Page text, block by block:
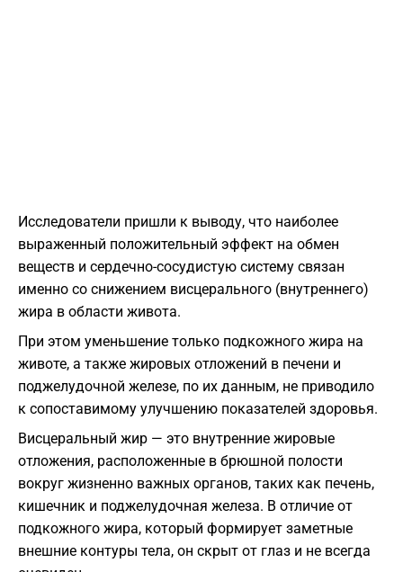
Исследователи пришли к выводу, что наиболее
выраженный положительный эффект на обмен
веществ и сердечно-сосудистую систему связан
именно со снижением висцерального (внутреннего)
жира в области живота.
При этом уменьшение только подкожного жира на
животе, а также жировых отложений в печени и
поджелудочной железе, по их данным, не приводило
к сопоставимому улучшению показателей здоровья.
Висцеральный жир — это внутренние жировые
отложения, расположенные в брюшной полости
вокруг жизненно важных органов, таких как печень,
кишечник и поджелудочная железа. В отличие от
подкожного жира, который формирует заметные
внешние контуры тела, он скрыт от глаз и не всегда